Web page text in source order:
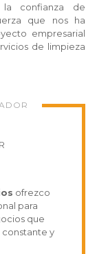
la confianza de
que nos ha
empresarial
de limpieza
ofrezco
para
que
y